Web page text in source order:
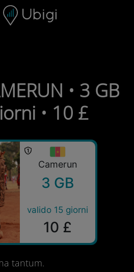
navigazione
• 3 GB
• 10 £
Camerun
3 GB
valido 15 giorni
10 £
tantum.